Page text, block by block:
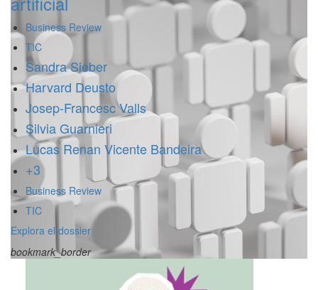
Business Review
TIC
Sandra Sieber
Harvard Deusto
Josep-Francesc Valls
Silvia Guarnieri
Lucas Renan Vicente Bandeira
+3
Business Review
TIC
Explora el dossier
bookmark_border